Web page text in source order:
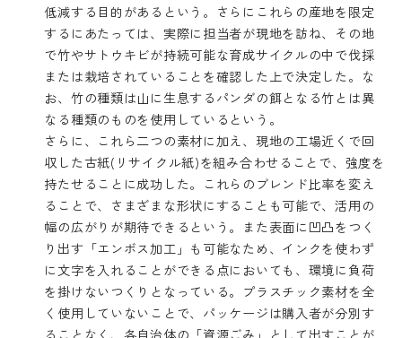
低減する目的があるという。さらにこれらの産地を限定
するにあたっては、実際に担当者が現地を訪ね、その地
で竹やサトウキビが持続可能な育成サイクルの中で伐採
または栽培されていることを確認した上で決定した。な
お、竹の種類は山に生息するパンダの餌となる竹とは異
なる種類のものを使用しているという。
さらに、これら二つの素材に加え、現地の工場近くで回
収した古紙(リサイクル紙)を組み合わせることで、強度を
持たせることに成功した。これらのブレンド比率を変え
ることで、さまざまな形状にすることも可能で、活用の
幅の広がりが期待できるという。また表面に凹凸をつく
り出す「エンボス加工」も可能なため、インクを使わず
に文字を入れることができる点においても、環境に負荷
を掛けないつくりとなっている。プラスチック素材を全
く使用していないことで、パッケージは購入者が分別す
ることなく、各自治体の「資源ごみ」として出すことが